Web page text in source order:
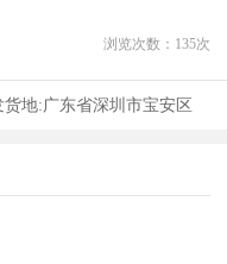
浏览次数： 135次
货地:广东省深圳市宝安区